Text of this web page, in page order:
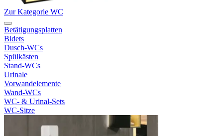
Zur Kategorie WC
Betätigungsplatten
Bidets
Dusch-WCs
Spülkästen
Stand-WCs
Urinale
Vorwandelemente
Wand-WCs
WC- & Urinal-Sets
WC-Sitze